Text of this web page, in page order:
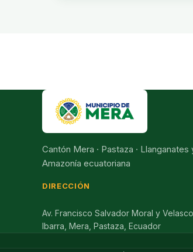
Cantón Mera · Pastaza · Llanganates
Amazonía ecuatoriana
DIRECCIÓN
Av. Francisco Salvador Moral y Velasco
Ibarra, Mera, Pastaza, Ecuador